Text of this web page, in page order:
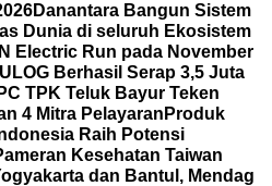
Danantara Bangun Sistem
Dunia di seluruh Ekosistem
Electric Run pada November
Berhasil Serap 3,5 Juta
IPC TPK Teluk Bayur Teken
4 Mitra Pelayaran Produk
Raih Potensi
Kesehatan Taiwan
dan Bantul, Mendag